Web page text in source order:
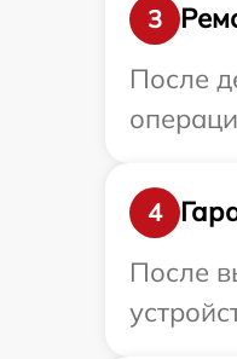
3
После
4
После